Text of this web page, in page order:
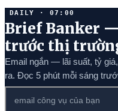
DAILY · 07:00
Brief Banker
trước thị
Email ngắn — lãi suất, tỷ
ra. Đọc 5 phút mỗi sáng